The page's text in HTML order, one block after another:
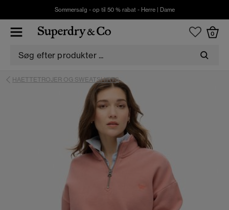
Sommersalg - op til 50 % rabat - Herre| Dame
0
HAETTETROJER OG SWEATSHIRTS